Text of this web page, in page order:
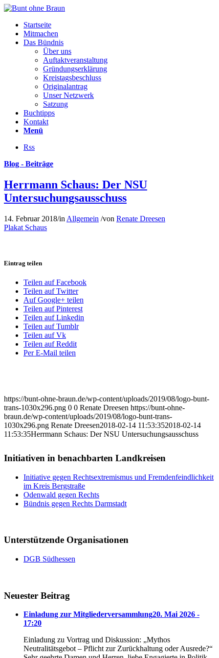
Startseite
Mitmachen
Das Bündnis
Über uns
Auftaktveranstaltung
Gründungserklärung
Kreistagsbeschluss
Originalantrag
Unser Netzwerk
Satzung
Buchtipps
Kontakt
Menü
Rss
Blog - Beiträge
Herrmann Schaus: Der NSU
Untersuchungsausschuss
14. Februar 2018/in Allgemein /von Renate Dreesen
Plakat Schaus
Eintrag teilen
Teilen auf Facebook
Teilen auf Twitter
Auf Google+ teilen
Teilen auf Pinterest
Teilen auf Linkedin
Teilen auf Tumblr
Teilen auf Vk
Teilen auf Reddit
Per E-Mail teilen
https://bunt-ohne-braun.de/wp-content/uploads/2019/08/logo-bunt-
trans-1030x296.png 0 0 Renate Dreesen https://bunt-ohne-
braun.de/wp-content/uploads/2019/08/logo-bunt-trans-
1030x296.png Renate Dreesen2018-02-14 11:53:352018-02-14
11:53:35Herrmann Schaus: Der NSU Untersuchungsausschuss
Initiativen in benachbarten Landkreisen
Initiative gegen Rechtsextremismus und Fremdenfeindlichkeit
im Kreis Bergstraße
Odenwald gegen Rechts
Bündnis gegen Rechts Darmstadt
Unterstützende Organisationen
DGB Südhessen
Neuester Beitrag
Einladung zur Mitgliederversammlung20. Mai 2026 -
17:20
Einladung zu Vortrag und Diskussion: „Mythos
Neutralitätsgebot – Pflicht zur Zurückhaltung oder Ausrede?“